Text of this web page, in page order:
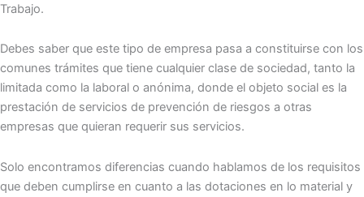
Trabajo.
Debes saber que este tipo de empresa pasa a constituirse con los
comunes trámites que tiene cualquier clase de sociedad, tanto la
limitada como la laboral o anónima, donde el objeto social es la
prestación de servicios de prevención de riesgos a otras
empresas que quieran requerir sus servicios.
Solo encontramos diferencias cuando hablamos de los requisitos
que deben cumplirse en cuanto a las dotaciones en lo material y